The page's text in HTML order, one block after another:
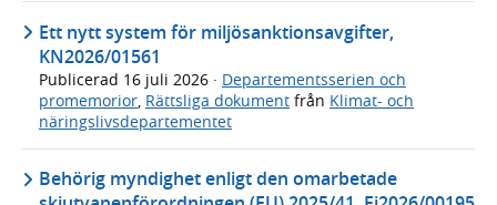
Ett nytt system för miljösanktionsavgifter,
KN2026/01561
Publicerad 16 juli 2026 · Departementsserien och
promemorior, Rättsliga dokument från Klimat- och
näringslivsdepartementet
Behörig myndighet enligt den omarbetade